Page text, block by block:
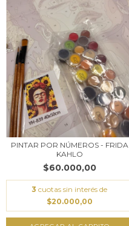
PINTAR POR NÚMEROS - FRIDA
KAHLO
$60.000,00
3 cuotas sin interés de
$20.000,00